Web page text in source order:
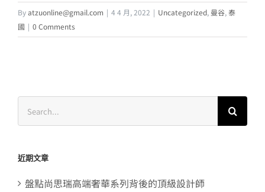
Byatzuonline@gmail.com | 4 4 月, 2022 | Uncategorized, 曼谷, 泰
國 | 0 Comments
Search
for:
近期文章
盤點尚思瑞高端奢華系列背後的頂級設計師